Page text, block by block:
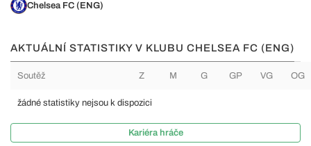
Chelsea FC (ENG)
AKTUÁLNÍ STATISTIKY V KLUBU CHELSEA FC (ENG)
Soutěž Z M G GP VG OG
žádné statistiky nejsou k dispozici
Kariéra hráče